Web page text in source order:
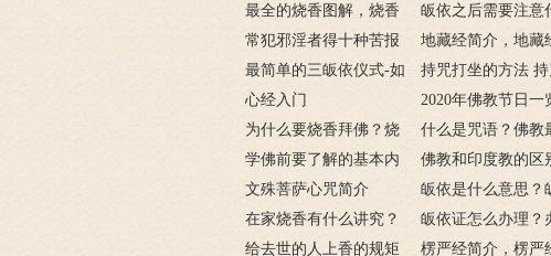
最全的烧香图解，烧香
有何含义与讲究？
皈依之后需要注意
吗 皈依佛门后的注
项
常犯邪淫者得十种苦报
从婚后出轨事件看出的因
果报应
地藏经简介，地藏
要讲什么？
最简单的三皈依仪式-如
何授三皈五戒居士仪轨
持咒打坐的方法
坐的姿势图
心经入门 2020年佛教节日一
为什么要烧香拜佛？烧
香的含义是什么？
什么是咒语？佛教
奇的九个咒语
学佛前要了解的基本内
容
佛教和印度教的区
文殊菩萨心咒简介
皈依是什么意思？
三宝又是什么意思
在家烧香有什么讲究？
一些禁忌千万不要触
皈依证怎么办理？
依证后的忌讳是什
给去世的人上香的规矩
楞严经简介，楞严